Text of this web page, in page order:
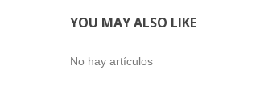
YOU MAY ALSO LIKE
No hay artículos